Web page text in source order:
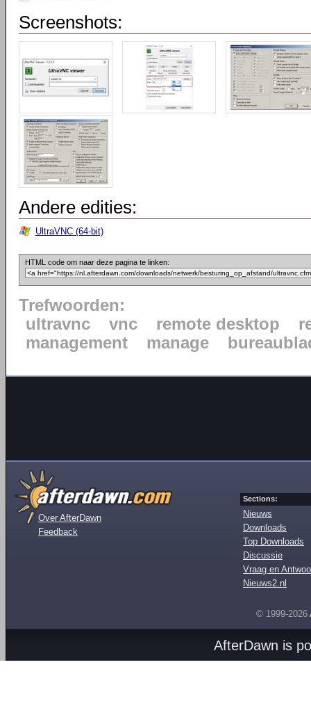
Screenshots:
Andere edities:
UltraVNC (64-bit)
HTML code om naar deze pagina te linken:
Trefwoorden:
ultravnc
vnc remote desktop
management
manage
Over AfterDawn
Feedback
Sections:
Nieuws
Downloads
Top Downloads
Discussie
Vraag en
Nieuws2.nl
© 1999-2026
AfterDawn is